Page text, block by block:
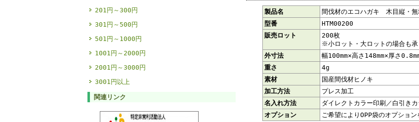
201円～300円
301円～500円
501円～1000円
1001円～2000円
2001円～3000円
3001円以上
関連リンク
製品名
間伐材のエコハガキ 木目縦・無
型番
HTM00200
販売ロット
200枚
※小ロット・大ロットの場合も承
外寸法
幅100mm×高さ148mm×厚さ
重さ
4g
素材
国産間伐材ヒノキ
加工方法
プレス加工
名入れ方法
ダイレクトカラー印刷／白引き
オプション
ご希望によりOPP袋のオプション